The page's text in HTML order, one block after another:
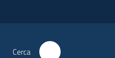
Cerca